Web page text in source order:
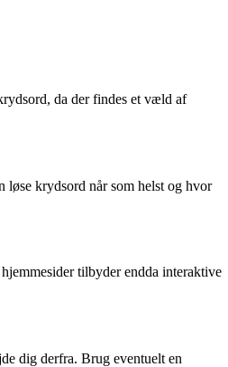
da der findes et væld af
løse krydsord når som helst og hvor
tilbyder endda interaktive
dig derfra. Brug eventuelt en